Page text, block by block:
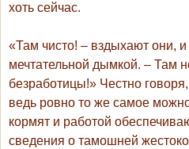
хоть сейчас.
«Там чисто! – вздыхают они, и
мечтательной дымкой. – Там
безработицы!» Честно
ведь ровно то же самое
кормят и работой
сведения о тамошней